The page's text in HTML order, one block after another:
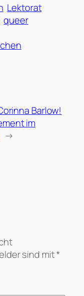
Lektorat
queer
Barlow!
im
→
sind mit*